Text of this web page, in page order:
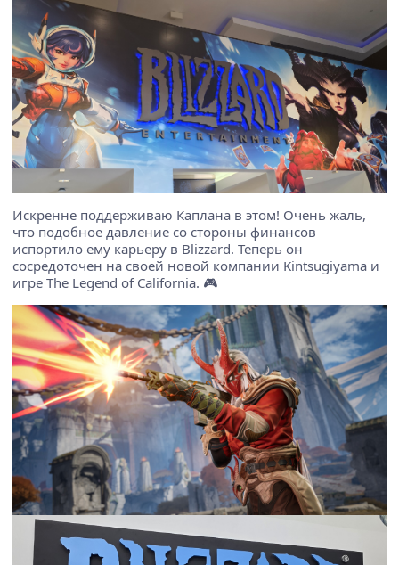
Искренне поддерживаю Каплана в этом! Очень жаль,
что подобное давление со стороны финансов
испортило ему карьеру в Blizzard. Теперь он
сосредоточен на своей новой компании Kintsugiyama и
игре The Legend of California. 🎮